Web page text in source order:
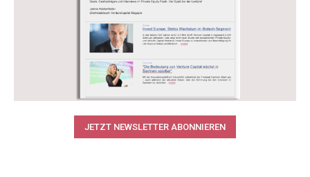
JETZT NEWSLETTER ABONNIEREN